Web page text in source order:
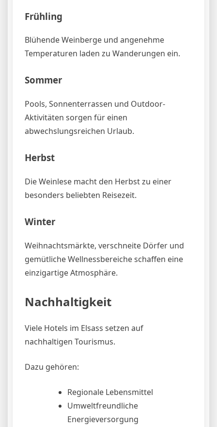
Frühling
Blühende Weinberge und angenehme
Temperaturen laden zu Wanderungen ein.
Sommer
Pools, Sonnenterrassen und Outdoor-
Aktivitäten sorgen für einen
abwechslungsreichen Urlaub.
Herbst
Die Weinlese macht den Herbst zu einer
besonders beliebten Reisezeit.
Winter
Weihnachtsmärkte, verschneite Dörfer und
gemütliche Wellnessbereiche schaffen eine
einzigartige Atmosphäre.
Nachhaltigkeit
Viele Hotels im Elsass setzen auf
nachhaltigen Tourismus.
Dazu gehören:
Regionale Lebensmittel
Umweltfreundliche
Energieversorgung